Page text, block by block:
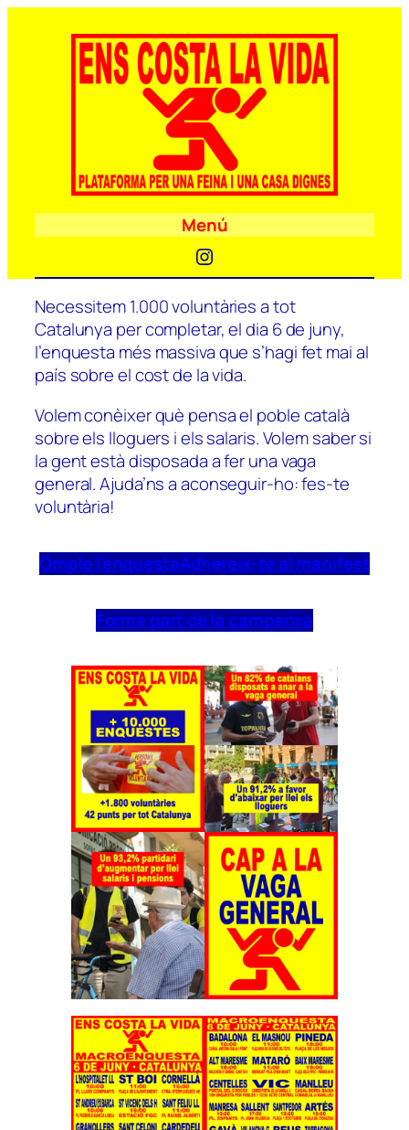
Menú
Instagram
Necessitem 1.000 voluntàries a tot
Catalunya per completar, el dia 6 de juny,
l’enquesta més massiva que s’hagi fet mai al
país sobre el cost de la vida.
Volem conèixer què pensa el poble català
sobre els lloguers i els salaris. Volem saber si
la gent està disposada a fer una vaga
general. Ajuda’ns a aconseguir-ho: fes-te
voluntària!
Omple l’enquestaAdhereix-te al manifest
Forma part de la campanya